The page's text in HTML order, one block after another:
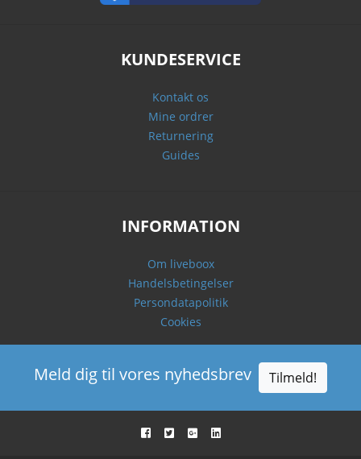
KUNDESERVICE
Kontakt os
Mine ordrer
Returnering
Guides
INFORMATION
Om liveboox
Handelsbetingelser
Persondatapolitik
Cookies
Meld dig til vores nyhedsbrev Tilmeld!